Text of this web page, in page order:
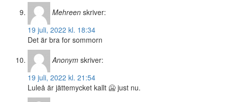
Mehreen skriver:
19 juli, 2022 kl. 18:34
Det är bra for sommorn
Anonym skriver:
19 juli, 2022 kl. 21:54
Luleå är jättemycket kallt 🥶 just nu.